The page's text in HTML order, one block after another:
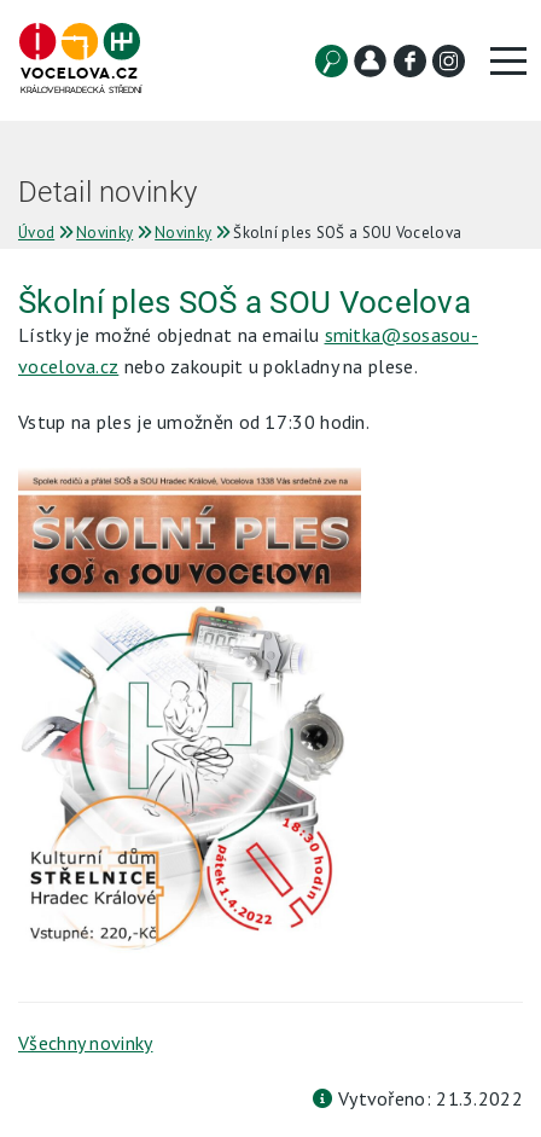
VOCELOVA.CZ
KRÁLOVEHRADECKÁ STŘEDNÍ
Student
Služby
O škole
Aktuality
Detail novinky
Úvod Novinky Novinky Školní ples SOŠ a SOU Vocelova
Školní ples SOŠ a SOU Vocelova
Lístky je možné objednat na emailu smitka@sosasou-
vocelova.cz nebo zakoupit u pokladny na plese.
Vstup na ples je umožněn od 17:30 hodin.
Všechny novinky
Vytvořeno: 21.3.2022